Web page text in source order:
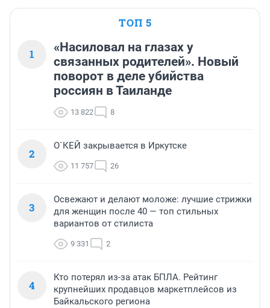
ТОП 5
1
«Насиловал на глазах у
связанных родителей». Новый
поворот в деле убийства
россиян в Таиланде
13 822 8
2
О`КЕЙ закрывается в Иркутске
11 757 26
3
Освежают и делают моложе: лучшие стрижки
для женщин после 40 — топ стильных
вариантов от стилиста
9 331 2
4
Кто потерял из-за атак БПЛА. Рейтинг
крупнейших продавцов маркетплейсов из
Байкальского региона